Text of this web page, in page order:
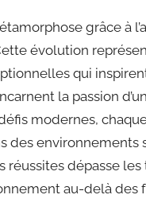
grâce à
évolution
qui
la passion
modernes,
des
réussites dépasse
au-delà des